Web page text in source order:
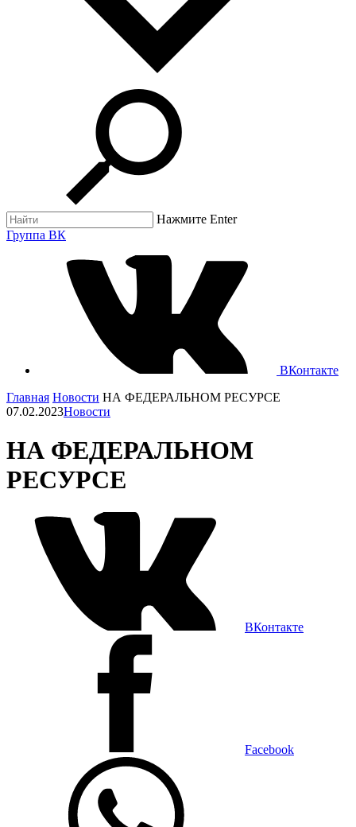
Нажмите Enter
Группа ВК
ВКонтакте
Главная Новости НА ФЕДЕРАЛЬНОМ РЕСУРСЕ
07.02.2023Новости
НА ФЕДЕРАЛЬНОМ
РЕСУРСЕ
ВКонтакте
Facebook